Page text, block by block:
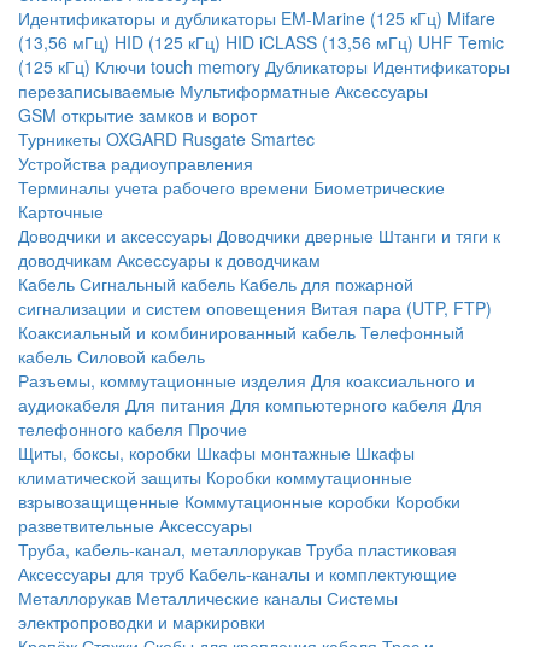
Идентификаторы и дубликаторы EM-Marine (125 кГц) Mifare
(13,56 мГц) HID (125 кГц) HID iCLASS (13,56 мГц) UHF Temic
(125 кГц) Ключи touch memory Дубликаторы Идентификаторы
перезаписываемые Мультиформатные Аксессуары
GSM открытие замков и ворот
Турникеты OXGARD Rusgate Smartec
Устройства радиоуправления
Терминалы учета рабочего времени Биометрические
Карточные
Доводчики и аксессуары Доводчики дверные Штанги и тяги к
доводчикам Аксессуары к доводчикам
Кабель Сигнальный кабель Кабель для пожарной
сигнализации и систем оповещения Витая пара (UTP, FTP)
Коаксиальный и комбинированный кабель Телефонный
кабель Силовой кабель
Разъемы, коммутационные изделия Для коаксиального и
аудиокабеля Для питания Для компьютерного кабеля Для
телефонного кабеля Прочие
Щиты, боксы, коробки Шкафы монтажные Шкафы
климатической защиты Коробки коммутационные
взрывозащищенные Коммутационные коробки Коробки
разветвительные Аксессуары
Труба, кабель-канал, металлорукав Труба пластиковая
Аксессуары для труб Кабель-каналы и комплектующие
Металлорукав Металлические каналы Системы
электропроводки и маркировки